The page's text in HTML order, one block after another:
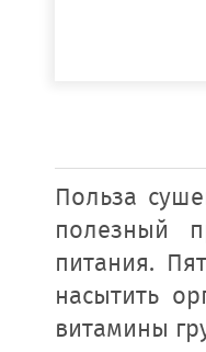
Польза
полезный
питания.
насытить
витамины